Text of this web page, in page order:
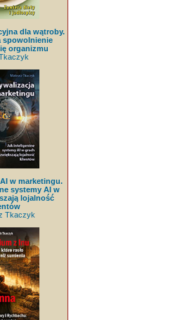
dla wątroby.
spowolnienie
organizmu
w marketingu.
systemy AI w
lojalność
Tkaczyk